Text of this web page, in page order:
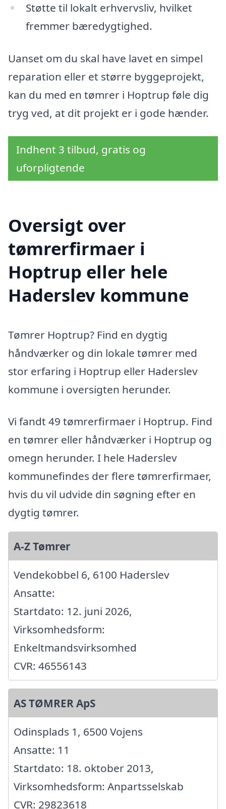
Støtte til lokalt erhvervsliv, hvilket
fremmer bæredygtighed.
Uanset om du skal have lavet en simpel
reparation eller et større byggeprojekt,
kan du med en tømrer i Hoptrup føle dig
tryg ved, at dit projekt er i gode hænder.
Indhent 3 tilbud, gratis og
uforpligtende
Oversigt over
tømrerfirmaer i
Hoptrup eller hele
Haderslev kommune
Tømrer Hoptrup? Find en dygtig
håndværker og din lokale tømrer med
stor erfaring i Hoptrup eller Haderslev
kommune i oversigten herunder.
Vi fandt 49 tømrerfirmaer i Hoptrup. Find
en tømrer eller håndværker i Hoptrup og
omegn herunder. I hele Haderslev
kommunefindes der flere tømrerfirmaer,
hvis du vil udvide din søgning efter en
dygtig tømrer.
A-Z Tømrer
Vendekobbel 6, 6100 Haderslev
Ansatte:
Startdato: 12. juni 2026,
Virksomhedsform:
Enkeltmandsvirksomhed
CVR: 46556143
AS TØMRER ApS
Odinsplads 1, 6500 Vojens
Ansatte: 11
Startdato: 18. oktober 2013,
Virksomhedsform: Anpartsselskab
CVR: 29823618